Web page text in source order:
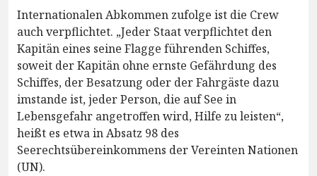
Internationalen Abkommen zufolge ist die Crew
auch verpflichtet. „Jeder Staat verpflichtet den
Kapitän eines seine Flagge führenden Schiffes,
soweit der Kapitän ohne ernste Gefährdung des
Schiffes, der Besatzung oder der Fahrgäste dazu
imstande ist, jeder Person, die auf See in
Lebensgefahr angetroffen wird, Hilfe zu leisten“,
heißt es etwa in Absatz 98 des
Seerechtsübereinkommens der Vereinten Nationen
(UN).